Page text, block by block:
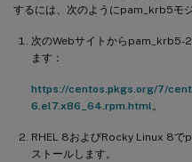
するには、次のようにpam_krb5モ
次のWebサイトからpam_krb5-
ます：
https://centos.pkgs.org/7/
6.el7.x86_64.rpm.html 。
RHEL 8およびRocky Linux 8で
ストールします。